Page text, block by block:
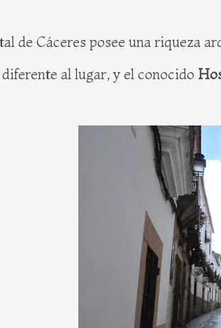
de Cáceres posee una riqueza
al lugar, y el conocido